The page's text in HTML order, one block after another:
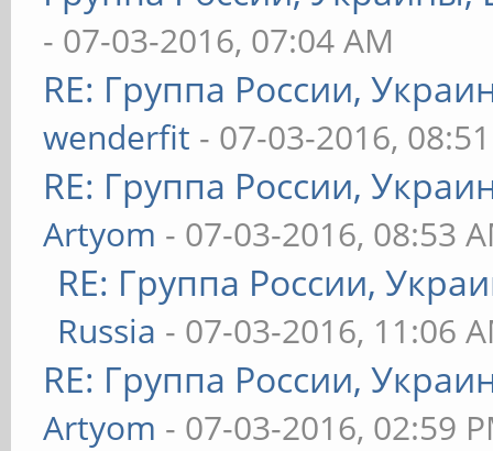
- 07-03-2016, 07:04 AM
RE: Группа России,
wenderfit - 07-03-2016,
RE: Группа России,
Artyom - 07-03-2016, 08:53
RE: Группа России,
Russia - 07-03-2016, 11:06
RE: Группа России,
Artyom - 07-03-2016, 02:59